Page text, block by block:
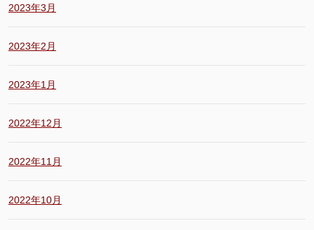
2023年3月
2023年2月
2023年1月
2022年12月
2022年11月
2022年10月